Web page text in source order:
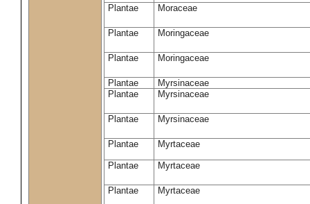
Plantae Moraceae
Plantae Moringaceae
Plantae Moringaceae
Plantae
Myrsinaceae
Plantae
Myrsinaceae
Plantae Myrsinaceae
Plantae Myrtaceae
Plantae Myrtaceae
Plantae Myrtaceae